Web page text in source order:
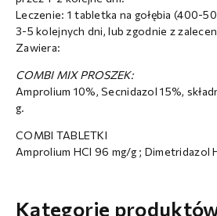
Leczenie: 1 tabletka na gołębia (400-
3-5 kolejnych dni, lub zgodnie z
Zawiera:
COMBI MIX PROSZEK:
Amprolium 10%, Secnidazol 15%,
g.
COMBI TABLETKI
Amprolium HCl 96 mg/g ; Dimetridazol
Kategorie